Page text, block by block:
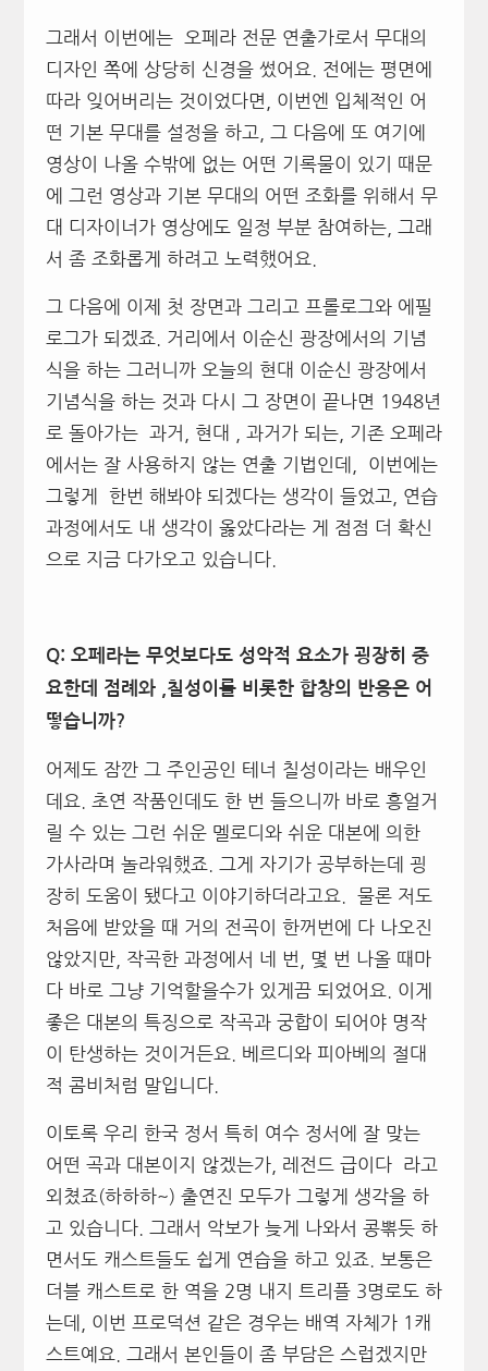
그래서 이번에는 오페라 전문 연출가로서 무대의
디자인 쪽에 상당히 신경을 썼어요. 전에는 평면에
따라 잊어버리는 것이었다면, 이번엔 입체적인 어
떤 기본 무대를 설정을 하고, 그 다음에 또 여기에
영상이 나올 수밖에 없는 어떤 기록물이 있기 때문
에 그런 영상과 기본 무대의 어떤 조화를 위해서 무
대 디자이너가 영상에도 일정 부분 참여하는, 그래
서 좀 조화롭게 하려고 노력했어요.
그 다음에 이제 첫 장면과 그리고 프롤로그와 에필
로그가 되겠죠. 거리에서 이순신 광장에서의 기념
식을 하는 그러니까 오늘의 현대 이순신 광장에서
기념식을 하는 것과 다시 그 장면이 끝나면 1948년
로 돌아가는 과거, 현대 , 과거가 되는, 기존 오페라
에서는 잘 사용하지 않는 연출 기법인데, 이번에는
그렇게 한번 해봐야 되겠다는 생각이 들었고, 연습
과정에서도 내 생각이 옳았다라는 게 점점 더 확신
으로 지금 다가오고 있습니다.
Q: 오페라는 무엇보다도 성악적 요소가 굉장히 중
요한데 점례와 ,칠성이를 비롯한 합창의 반응은 어
떻습니까?
어제도 잠깐 그 주인공인 테너 칠성이라는 배우인
데요. 초연 작품인데도 한 번 들으니까 바로 흥얼거
릴 수 있는 그런 쉬운 멜로디와 쉬운 대본에 의한
가사라며 놀라워했죠. 그게 자기가 공부하는데 굉
장히 도움이 됐다고 이야기하더라고요. 물론 저도
처음에 받았을 때 거의 전곡이 한꺼번에 다 나오진
않았지만, 작곡한 과정에서 네 번, 몇 번 나올 때마
다 바로 그냥 기억할을수가 있게끔 되었어요. 이게
좋은 대본의 특징으로 작곡과 궁합이 되어야 명작
이 탄생하는 것이거든요. 베르디와 피아베의 절대
적 콤비처럼 말입니다.
이토록 우리 한국 정서 특히 여수 정서에 잘 맞는
어떤 곡과 대본이지 않겠는가, 레전드 급이다 라고
외쳤죠(하하하~) 출연진 모두가 그렇게 생각을 하
고 있습니다. 그래서 악보가 늦게 나와서 콩뽂듯 하
면서도 캐스트들도 쉽게 연습을 하고 있죠. 보통은
더블 캐스트로 한 역을 2명 내지 트리플 3명로도 하
는데, 이번 프로덕션 같은 경우는 배역 자체가 1캐
스트예요. 그래서 본인들이 좀 부담은 스럽겠지만